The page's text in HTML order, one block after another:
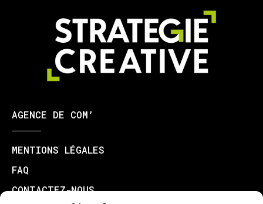
AGENCE DE COM’
MENTIONS LÉGALES
FAQ
CONTACTEZ-NOUS